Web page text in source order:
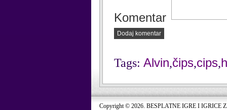
Komentar
Dodaj komentar
Tags: Alvin,čips,cips,
Copyright © 2026. BESPLATNE IGRE I IGRICE